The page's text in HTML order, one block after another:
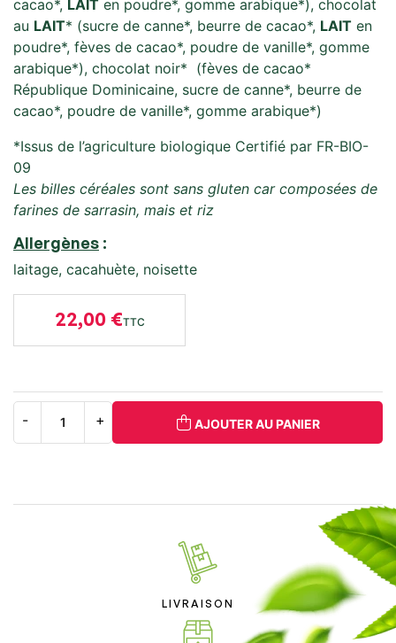
cacao*, LAIT en poudre*, gomme arabique*), chocolat
au LAIT* (sucre de canne*, beurre de cacao*, LAIT en
poudre*, fèves de cacao*, poudre de vanille*, gomme
arabique*), chocolat noir* (fèves de cacao*
République Dominicaine, sucre de canne*, beurre de
cacao*, poudre de vanille*, gomme arabique*)
*Issus de l’agriculture biologique Certifié par FR-BIO-
09
Les billes céréales sont sans gluten car composées de
farines de sarrasin, mais et riz
Allergènes :
laitage, cacahuète, noisette
22,00 €TTC
AJOUTER AU PANIER
LIVRAISON